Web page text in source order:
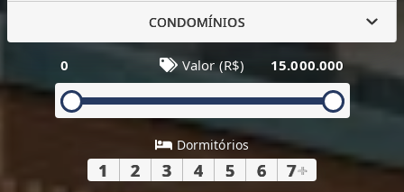
CONDOMÍNIOS
0 Valor (R$) 15.000.000
Dormitórios
1 2 3 4 5 6 7+